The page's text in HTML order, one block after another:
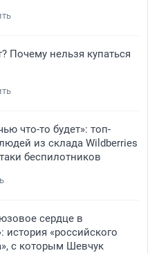
Почему нельзя купаться
что-то будет»: топ-
из склада Wildberries
беспилотников
сердце в
история «российского
с которым Шевчук